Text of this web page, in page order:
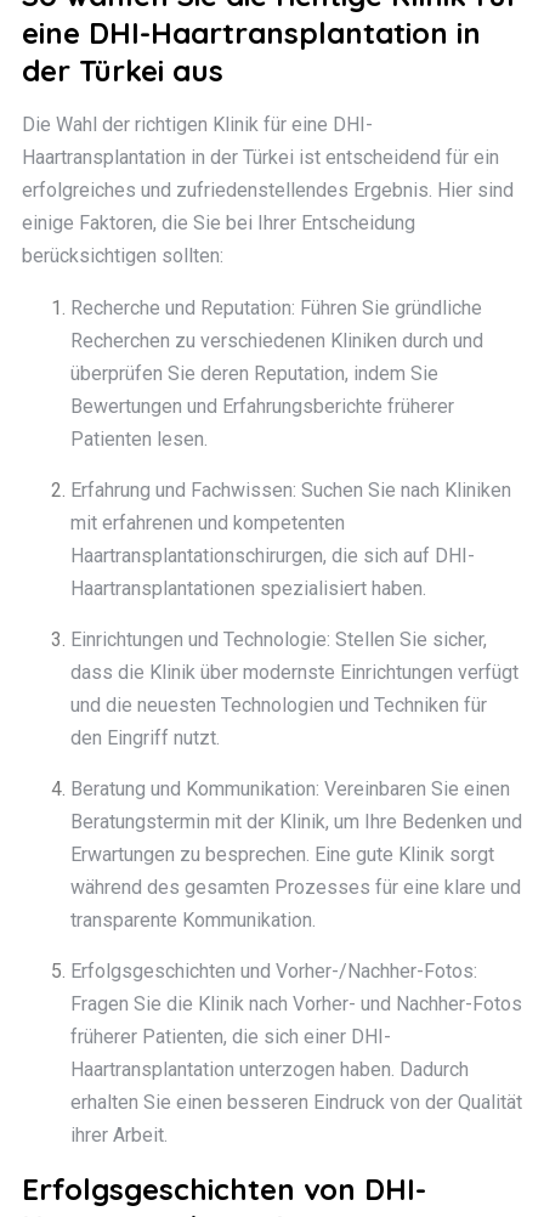
eine DHI-Haartransplantation in
der Türkei aus
Die Wahl der richtigen Klinik für eine DHI-
Haartransplantation in der Türkei ist entscheidend für ein
erfolgreiches und zufriedenstellendes Ergebnis. Hier sind
einige Faktoren, die Sie bei Ihrer Entscheidung
berücksichtigen sollten:
Recherche und Reputation: Führen Sie gründliche
Recherchen zu verschiedenen Kliniken durch und
überprüfen Sie deren Reputation, indem Sie
Bewertungen und Erfahrungsberichte früherer
Patienten lesen.
Erfahrung und Fachwissen: Suchen Sie nach Kliniken
mit erfahrenen und kompetenten
Haartransplantationschirurgen, die sich auf DHI-
Haartransplantationen spezialisiert haben.
Einrichtungen und Technologie: Stellen Sie sicher,
dass die Klinik über modernste Einrichtungen verfügt
und die neuesten Technologien und Techniken für
den Eingriff nutzt.
Beratung und Kommunikation: Vereinbaren Sie einen
Beratungstermin mit der Klinik, um Ihre Bedenken und
Erwartungen zu besprechen. Eine gute Klinik sorgt
während des gesamten Prozesses für eine klare und
transparente Kommunikation.
Erfolgsgeschichten und Vorher-/Nachher-Fotos:
Fragen Sie die Klinik nach Vorher- und Nachher-Fotos
früherer Patienten, die sich einer DHI-
Haartransplantation unterzogen haben. Dadurch
erhalten Sie einen besseren Eindruck von der Qualität
ihrer Arbeit.
Erfolgsgeschichten von DHI-